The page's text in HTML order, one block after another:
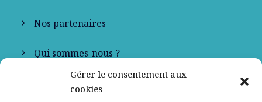
Gérer le consentement aux
cookies
Nos partenaires
Qui sommes-nous ?
Contactez-nous